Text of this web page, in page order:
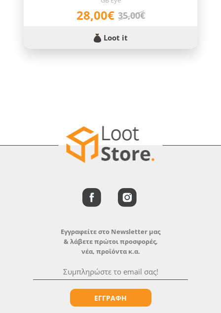
28,00€ 35,00€
Loot it
Εγγραφείτε στο Newsletter μας
& λάβετε πρώτοι προσφορές,
νέα, προϊόντα κ.α.
ΕΓΓΡΑΦΗ